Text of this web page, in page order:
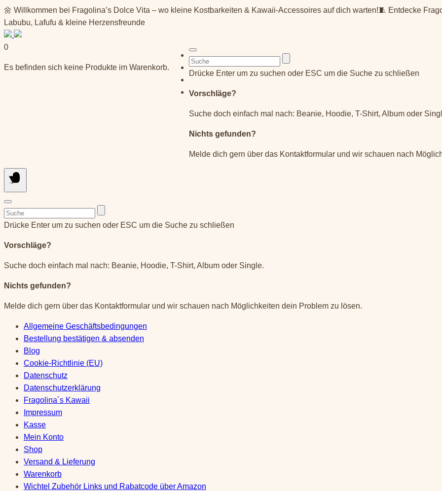
Springe
zum
Inhalt
🌼 Willkommen bei Fragolina’s Dolce Vita – wo kleine Kostbarkeiten & Kawaii-Accessoires auf dich warten!🧵 Entdecke
Labubu, Lafufu & kleine Herzensfreunde
0
Es befinden sich keine Produkte im Warenkorb.
Suchen
nach:
Drücke Enter um zu suchen oder ESC um die Suche zu schließen
Vorschläge?
Suche doch einfach mal nach: Beanie, Hoodie, T-Shirt, Album oder
Nichts gefunden?
Melde dich gern über das Kontaktformular und wir schauen nach
Suchen
nach:
Drücke Enter um zu suchen oder ESC um die Suche zu schließen
Vorschläge?
Suche doch einfach mal nach: Beanie, Hoodie, T-Shirt, Album oder Single.
Nichts gefunden?
Melde dich gern über das Kontaktformular und wir schauen nach Möglichkeiten dein Problem zu lösen.
Allgemeine Geschäftsbedingungen
Bestellung bestätigen & absenden
Blog
Cookie-Richtlinie (EU)
Datenschutz
Datenschutzerklärung
Fragolina´s Kawaii
Impressum
Kasse
Mein Konto
Shop
Versand & Lieferung
Warenkorb
Wichtel Zubehör Links und Rabatcode über Amazon